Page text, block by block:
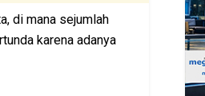
di mana sejumlah
karena adanya